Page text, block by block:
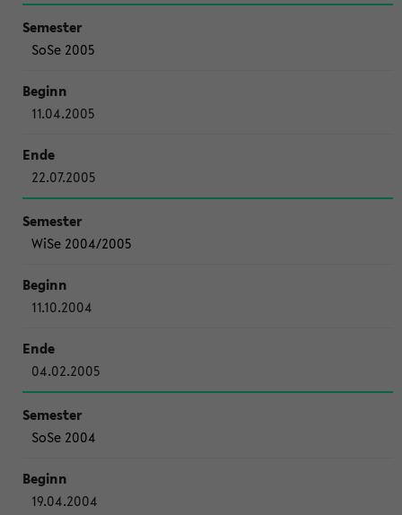
SoSe 2005
11.04.2005
22.07.2005
WiSe 2004/2005
11.10.2004
04.02.2005
SoSe 2004
19.04.2004